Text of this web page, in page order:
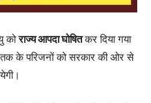
कोराज्य आपदा घोषितकर दिया गया
के परिजनों को सरकार की ओर से